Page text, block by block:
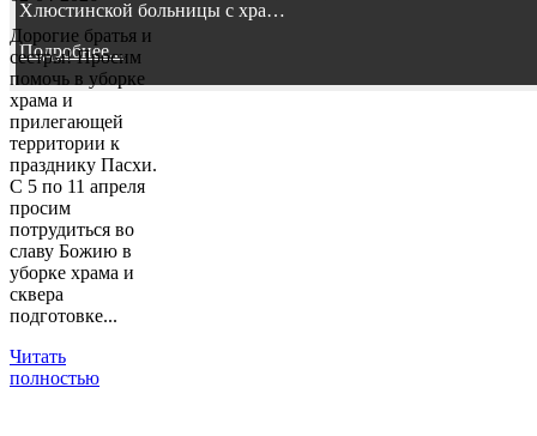
Хлюстинской больницы с хра…
Подробнее...
Дорогие братья и
сестры! Просим
помочь в уборке
храма и
прилегающей
территории к
празднику Пасхи.
С 5 по 11 апреля
просим
потрудиться во
славу Божию в
уборке храма и
сквера
подготовке...
Читать
полностью